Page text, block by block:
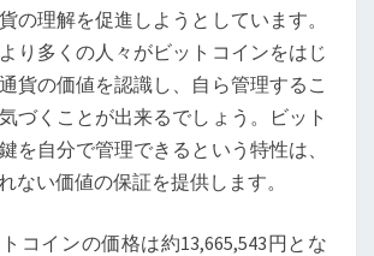
の理解を促進しようとしています。
り多くの人々がビットコインをはじ
貨の価値を認識し、自ら管理するこ
づくことが出来るでしょう。ビット
を自分で管理できるという特性は、
ない価値の保証を提供します。
コインの価格は約13,665,543円とな